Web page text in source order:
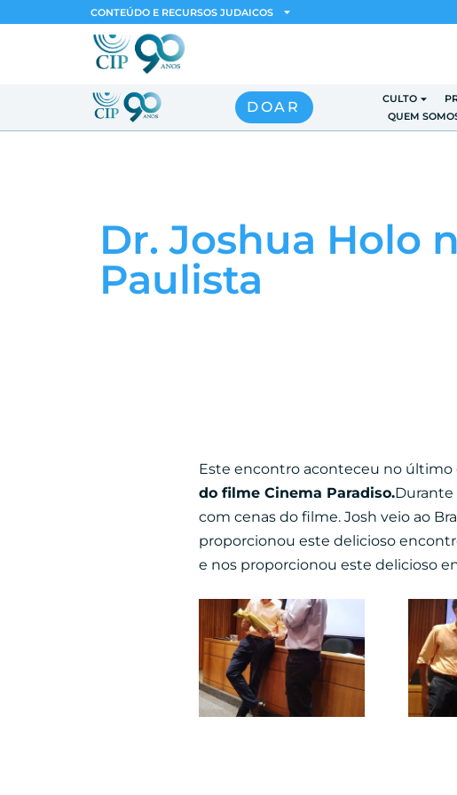
CONTEÚDO E RECURSOS JUDAICOS
DOAR CULTO
QUEM
Dr. Joshua Holo
Paulista
Este encontro aconteceu no último
do filme Cinema Paradiso.Durante
com cenas do filme. Josh veio ao
proporcionou este delicioso
e nos proporcionou este delicioso